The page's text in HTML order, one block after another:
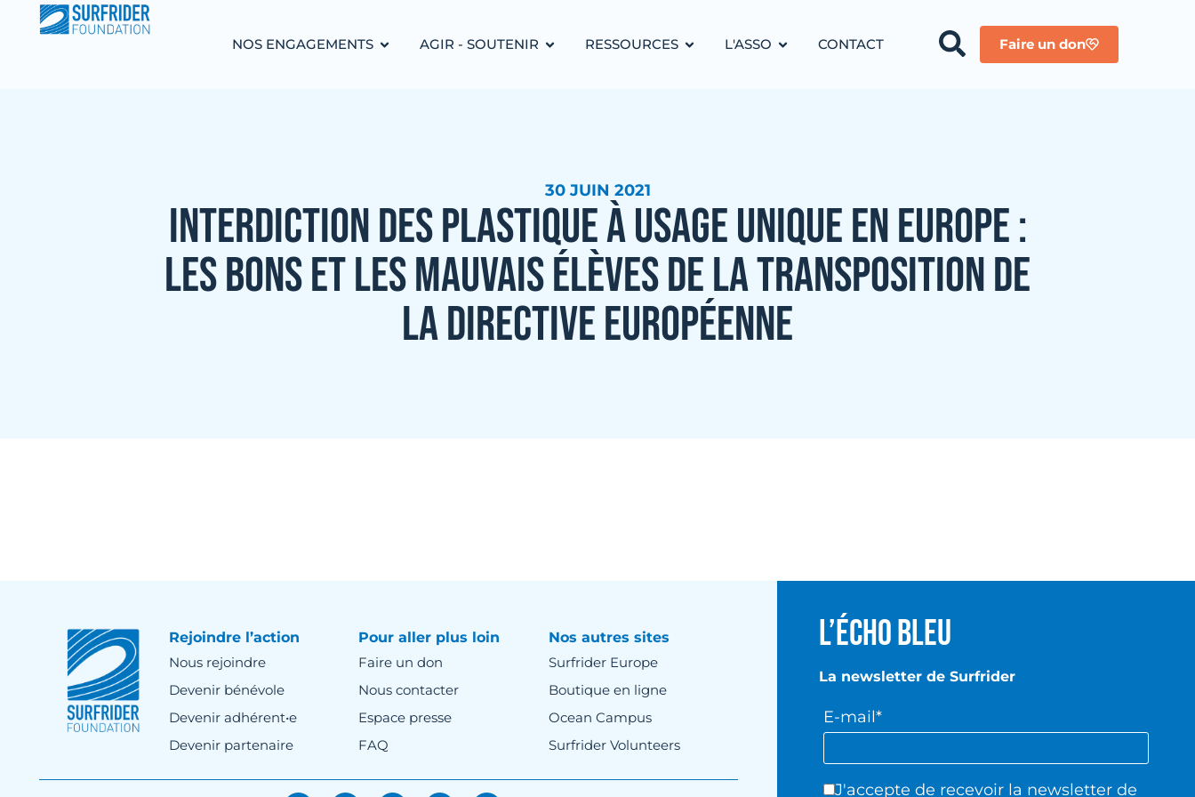
NOS ENGAGEMENTS AGIR - SOUTENIR RESSOURCES L'ASSO CONTACT Faire un don
30 JUIN 2021
INTERDICTION DES PLASTIQUE À USAGE UNIQUE EN EUROPE :
LES BONS ET LES MAUVAIS ÉLÈVES DE LA TRANSPOSITION DE
LA DIRECTIVE EUROPÉENNE
Rejoindre l’action
Nous rejoindre
Devenir bénévole
Devenir adhérent•e
Devenir partenaire
Pour aller plus loin
Faire un don
Nous contacter
Espace presse
FAQ
Nos autres sites
Surfrider Europe
Boutique en ligne
Ocean Campus
Surfrider Volunteers
L’écho Bleu
La newsletter de Surfrider
E-mail*
J'accepte de recevoir la newsletter de